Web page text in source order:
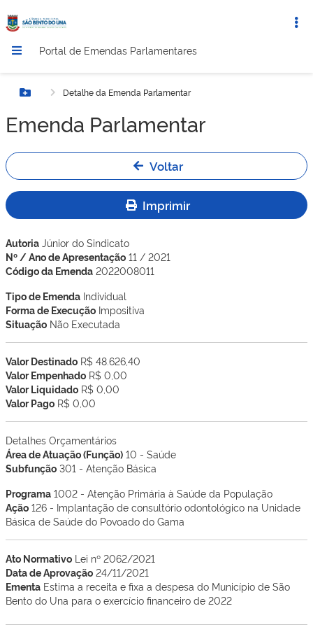
Portal de Emendas Parlamentares
Botão MenuDetalhe da Emenda Parlamentar
Emenda Parlamentar
Voltar
Imprimir
Autoria Júnior do Sindicato
Nº / Ano de Apresentação 11 / 2021
Código da Emenda 2022008011
Tipo de Emenda Individual
Forma de Execução Impositiva
Situação Não Executada
Valor Destinado R$ 48.626,40
Valor Empenhado R$ 0,00
Valor Liquidado R$ 0,00
Valor Pago R$ 0,00
Detalhes Orçamentários
Área de Atuação (Função) 10 - Saúde
Subfunção 301 - Atenção Básica
Programa 1002 - Atenção Primária à Saúde da População
Ação 126 - Implantação de consultório odontológico na Unidade
Básica de Saúde do Povoado do Gama
Ato Normativo Lei nº 2062/2021
Data de Aprovação 24/11/2021
Ementa Estima a receita e fixa a despesa do Município de São
Bento do Una para o exercício financeiro de 2022